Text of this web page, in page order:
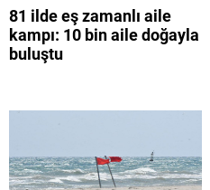
81 ilde eş zamanlı aile
kampı: 10 bin aile doğayla
buluştu